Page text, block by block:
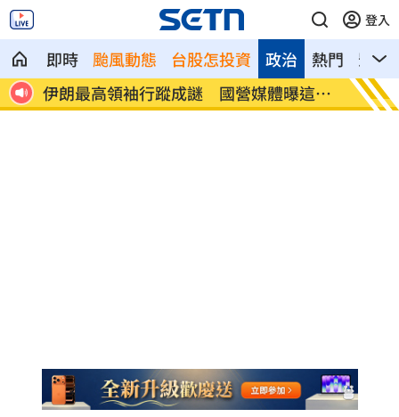
登入
即時 颱風動態 台股怎投資 熱門 影音
政治
件
澤倫斯基：最多5萬名北韓軍人將部署至俄
婦被
病」